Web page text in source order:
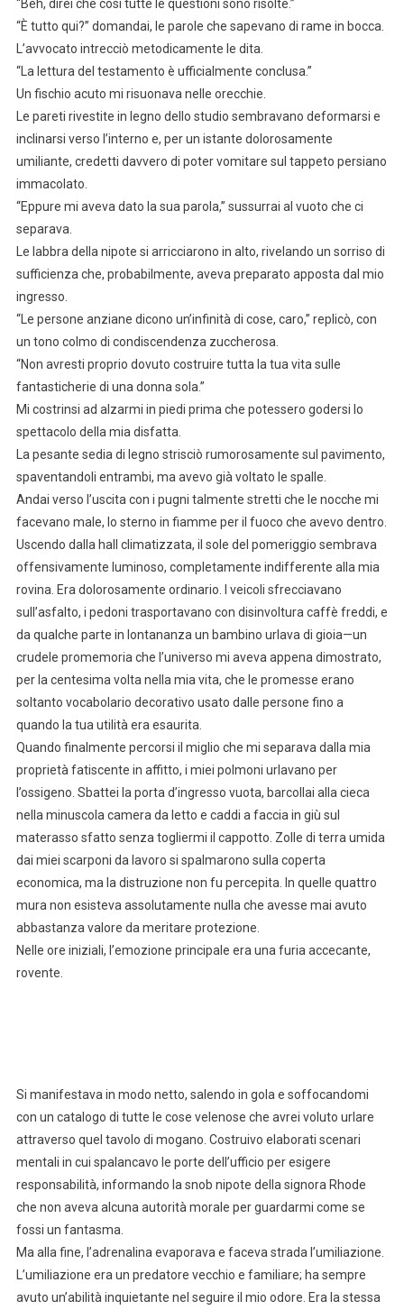
“Beh, direi che così tutte le questioni sono risolte.”
“È tutto qui?” domandai, le parole che sapevano di rame in bocca.
L’avvocato intrecciò metodicamente le dita.
“La lettura del testamento è ufficialmente conclusa.”
Un fischio acuto mi risuonava nelle orecchie.
Le pareti rivestite in legno dello studio sembravano deformarsi e
inclinarsi verso l’interno e, per un istante dolorosamente
umiliante, credetti davvero di poter vomitare sul tappeto persiano
immacolato.
“Eppure mi aveva dato la sua parola,” sussurrai al vuoto che ci
separava.
Le labbra della nipote si arricciarono in alto, rivelando un sorriso di
sufficienza che, probabilmente, aveva preparato apposta dal mio
ingresso.
“Le persone anziane dicono un’infinità di cose, caro,” replicò, con
un tono colmo di condiscendenza zuccherosa.
“Non avresti proprio dovuto costruire tutta la tua vita sulle
fantasticherie di una donna sola.”
Mi costrinsi ad alzarmi in piedi prima che potessero godersi lo
spettacolo della mia disfatta.
La pesante sedia di legno strisciò rumorosamente sul pavimento,
spaventandoli entrambi, ma avevo già voltato le spalle.
Andai verso l’uscita con i pugni talmente stretti che le nocche mi
facevano male, lo sterno in fiamme per il fuoco che avevo dentro.
Uscendo dalla hall climatizzata, il sole del pomeriggio sembrava
offensivamente luminoso, completamente indifferente alla mia
rovina. Era dolorosamente ordinario. I veicoli sfrecciavano
sull’asfalto, i pedoni trasportavano con disinvoltura caffè freddi, e
da qualche parte in lontananza un bambino urlava di gioia—un
crudele promemoria che l’universo mi aveva appena dimostrato,
per la centesima volta nella mia vita, che le promesse erano
soltanto vocabolario decorativo usato dalle persone fino a
quando la tua utilità era esaurita.
Quando finalmente percorsi il miglio che mi separava dalla mia
proprietà fatiscente in affitto, i miei polmoni urlavano per
l’ossigeno. Sbattei la porta d’ingresso vuota, barcollai alla cieca
nella minuscola camera da letto e caddi a faccia in giù sul
materasso sfatto senza togliermi il cappotto. Zolle di terra umida
dai miei scarponi da lavoro si spalmarono sulla coperta
economica, ma la distruzione non fu percepita. In quelle quattro
mura non esisteva assolutamente nulla che avesse mai avuto
abbastanza valore da meritare protezione.
Nelle ore iniziali, l’emozione principale era una furia accecante,
rovente.
Si manifestava in modo netto, salendo in gola e soffocandomi
con un catalogo di tutte le cose velenose che avrei voluto urlare
attraverso quel tavolo di mogano. Costruivo elaborati scenari
mentali in cui spalancavo le porte dell’ufficio per esigere
responsabilità, informando la snob nipote della signora Rhode
che non aveva alcuna autorità morale per guardarmi come se
fossi un fantasma.
Ma alla fine, l’adrenalina evaporava e faceva strada l’umiliazione.
L’umiliazione era un predatore vecchio e familiare; ha sempre
avuto un’abilità inquietante nel seguire il mio odore. Era la stessa